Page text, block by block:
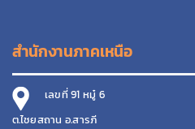
สำนักงานภาคเหนือ
เลขที่ 91 หมู๋ 6
ต.ไชยสถาน อ.สารภี